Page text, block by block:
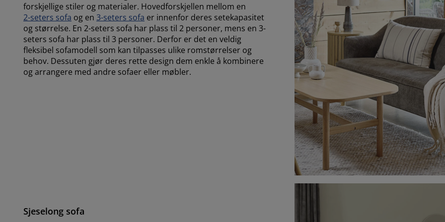
forskjellige stiler og materialer. Hovedforskjellen mellom en
2-seters sofa og en 3-seters sofa er innenfor deres setekapasitet
og størrelse. En 2-seters sofa har plass til 2 personer, mens en 3-
seters sofa har plass til 3 personer. Derfor er det en veldig
fleksibel sofamodell som kan tilpasses ulike romstørrelser og
behov. Dessuten gjør deres rette design dem enkle å kombinere
og arrangere med andre sofaer eller møbler.
Sjeselong sofa